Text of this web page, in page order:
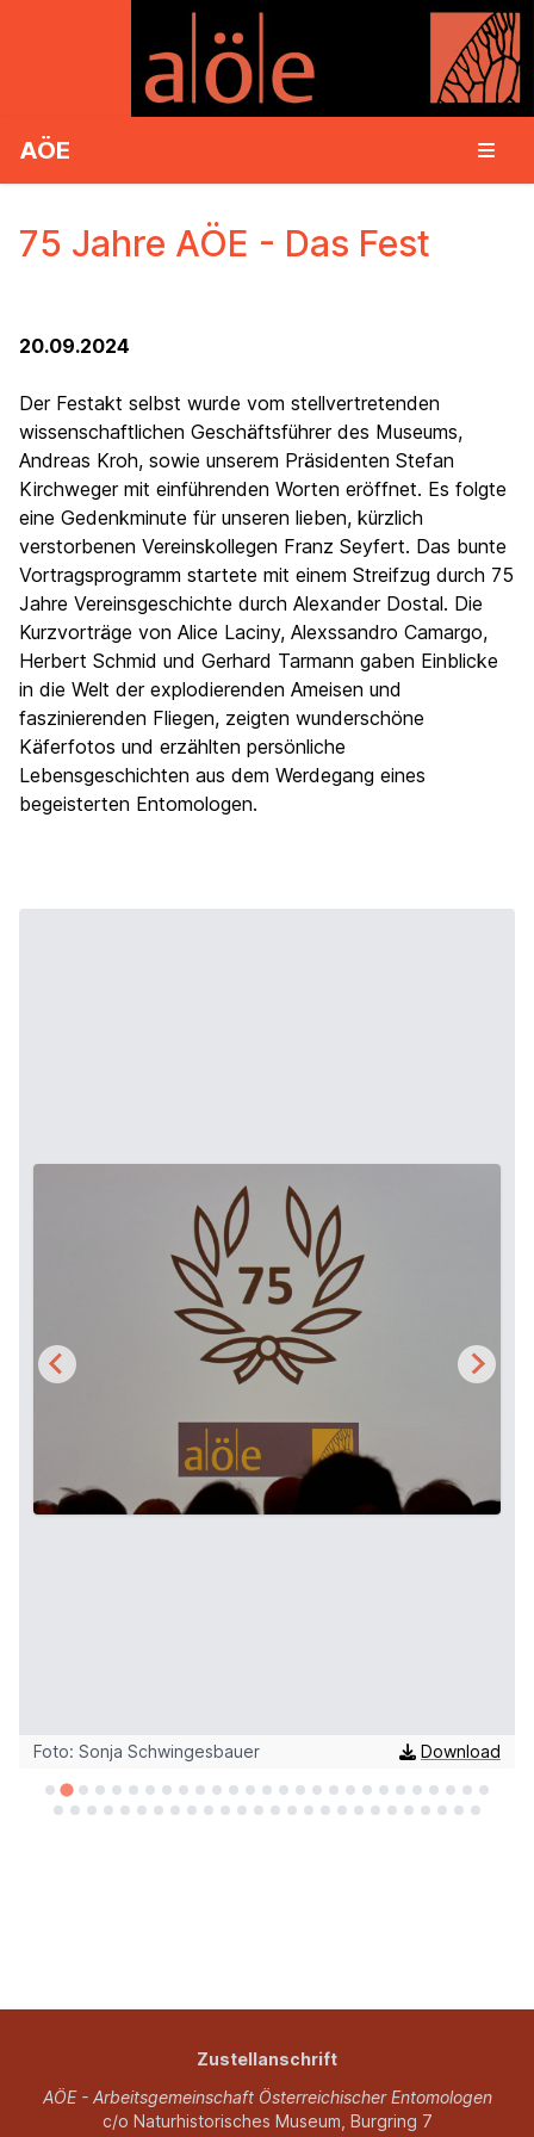
AÖE
75 Jahre AÖE - Das Fest
20.09.2024
Der Festakt selbst wurde vom stellvertretenden
wissenschaftlichen Geschäftsführer des Museums,
Andreas Kroh, sowie unserem Präsidenten Stefan
Kirchweger mit einführenden Worten eröffnet. Es folgte
eine Gedenkminute für unseren lieben, kürzlich
verstorbenen Vereinskollegen Franz Seyfert. Das bunte
Vortragsprogramm startete mit einem Streifzug durch 75
Jahre Vereinsgeschichte durch Alexander Dostal. Die
Kurzvorträge von Alice Laciny, Alexssandro Camargo,
Herbert Schmid und Gerhard Tarmann gaben Einblicke
in die Welt der explodierenden Ameisen und
faszinierenden Fliegen, zeigten wunderschöne
Käferfotos und erzählten persönliche
Lebensgeschichten aus dem Werdegang eines
begeisterten Entomologen.
Foto: Sonja Schwingesbauer Download
Zustellanschrift
AÖE - Arbeitsgemeinschaft Österreichischer Entomologen
c/o Naturhistorisches Museum, Burgring 7